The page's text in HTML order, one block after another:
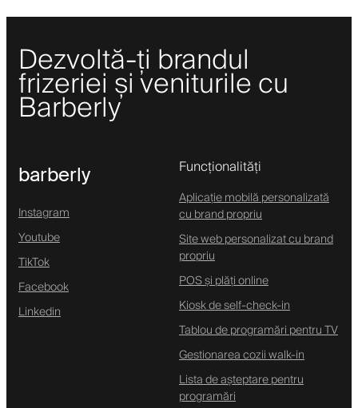
Dezvoltă-ți brandul
frizeriei și veniturile cu
Barberly
barberly
Instagram
Youtube
TikTok
Facebook
Linkedin
Funcționalități
Aplicație mobilă personalizată
cu brand propriu
Site web personalizat cu brand
propriu
POS și plăți online
Kiosk de self-check-in
Tablou de programări pentru TV
Gestionarea cozii walk-in
Lista de așteptare pentru
programări